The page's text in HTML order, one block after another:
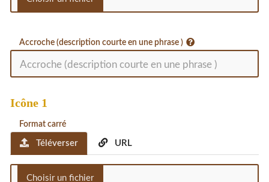
Accroche (description courte en une phrase )
Icône 1
Format carré
Téléverser URL